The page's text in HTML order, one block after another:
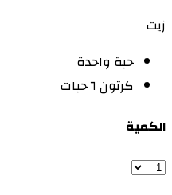
زيت
حبة واحدة
كرتون ٦ حبات
الكمية